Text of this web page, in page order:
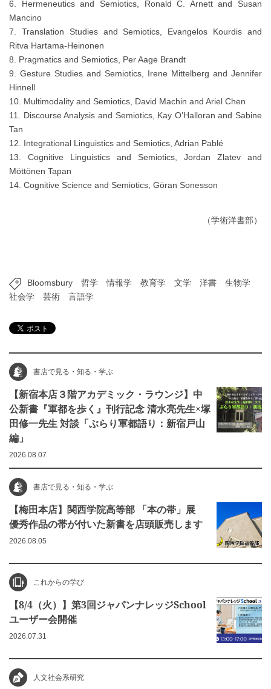
6. Hermeneutics and Semiotics, Ronald C. Arnett and Susan
Mancino
7. Translation Studies and Semiotics, Evangelos Kourdis and
Ritva Hartama-Heinonen
8. Pragmatics and Semiotics, Per Aage Brandt
9. Gesture Studies and Semiotics, Irene Mittelberg and Jennifer
Hinnell
10. Multimodality and Semiotics, David Machin and Ariel Chen
11. Discourse Analysis and Semiotics, Kay O’Halloran and Sabine
Tan
12. Integrational Linguistics and Semiotics, Adrian Pablé
13. Cognitive Linguistics and Semiotics, Jordan Zlatev and
Möttönen Tapan
14. Cognitive Science and Semiotics, Göran Sonesson
（学術洋書部）
Bloomsbury 哲学 情報学 教育学 文学 洋書
生物学
社会学
芸術 言語学
書店で見る・知る・学ぶ
【新宿本店３階アカデミック・ラウンジ】中
公新書『軍都を歩く』刊行記念 清水亮先生×塚
田修一先生 対談「ぶらり軍都語り：新宿戸山
編」
2026.08.07
書店で見る・知る・学ぶ
【梅田本店】関西学院高等部 「本の帯」展
優秀作品の帯が付いた新書を店頭販売します
2026.08.05
これからの学び
【8/4（火）】第3回ジャパンナレッジSchool
ユーザー会開催
2026.07.31
人文社会系研究